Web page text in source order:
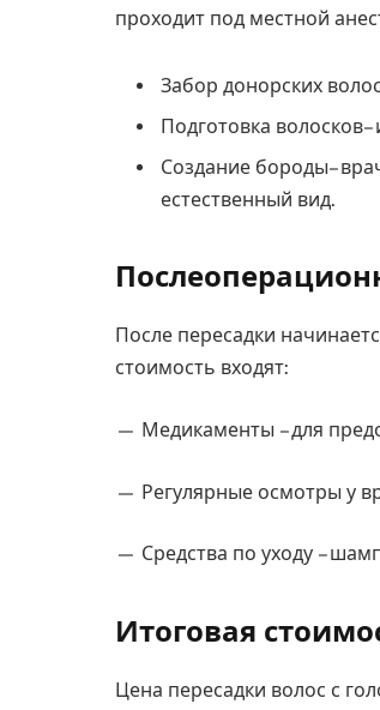
проходит под местной
Забор донорских
Подготовка
Создание бороды–
естественный вид.
После пересадки
стоимость входят:
— Медикаменты – для
— Регулярные осмотры у
— Средства по уходу –
Итоговая
Цена пересадки волос с